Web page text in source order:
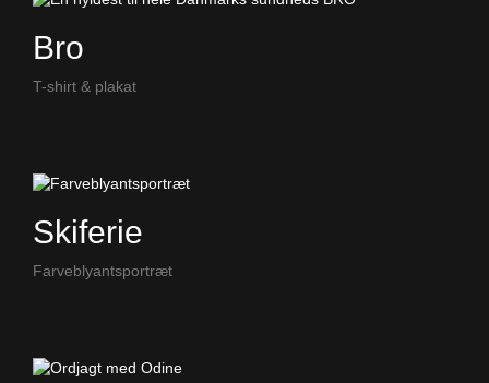
Bro
T-shirt & plakat
Skiferie
Farveblyantsportræt